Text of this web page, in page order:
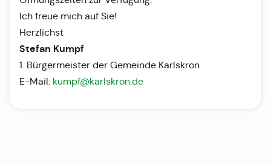
Ich freue mich auf Sie!
Herzlichst
Stefan Kumpf
1. Bürgermeister der Gemeinde Karlskron
E-Mail: kumpf@karlskron.de